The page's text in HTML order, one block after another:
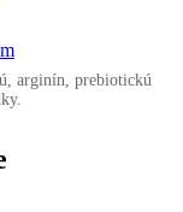
arginín, prebiotickú